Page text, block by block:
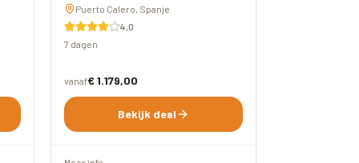
Puerto Calero, Spanje
4,0
7 dagen
vanaf€ 1.179,00
Bekijk deal